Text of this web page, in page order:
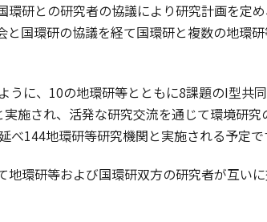
研との研究者の協議により研究計画を定
と国環研の協議を経て国環研と複数の地環
うに、10の地環研等とともに8課題のI型共
施され、活発な研究交流を通じて環境研
べ144地環研等研究機関と実施される予定で
環研等および国環研双方の研究者が互い